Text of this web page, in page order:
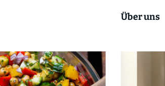
Über uns